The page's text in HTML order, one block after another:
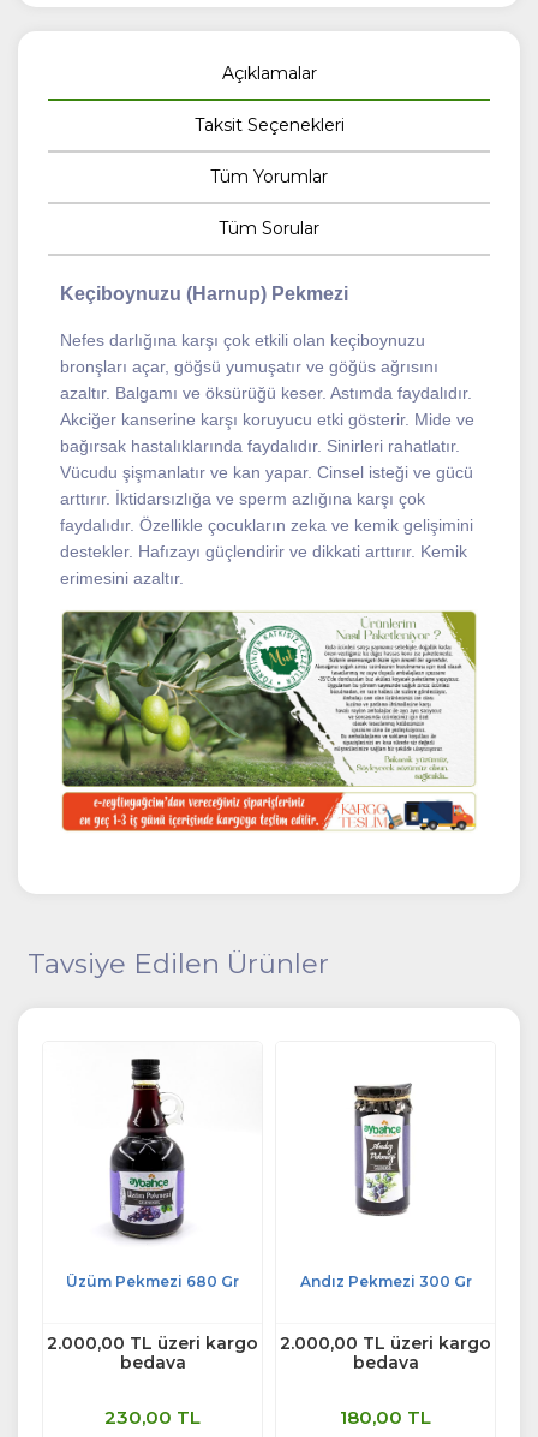
Açıklamalar
Taksit Seçenekleri
Tüm Yorumlar
Tüm Sorular
Keçiboynuzu (Harnup) Pekmezi
Nefes darlığına karşı çok etkili olan keçiboynuzu
bronşları açar, göğsü yumuşatır ve göğüs ağrısını
azaltır. Balgamı ve öksürüğü keser. Astımda faydalıdır.
Akciğer kanserine karşı koruyucu etki gösterir. Mide ve
bağırsak hastalıklarında faydalıdır. Sinirleri rahatlatır.
Vücudu şişmanlatır ve kan yapar. Cinsel isteği ve gücü
arttırır. İktidarsızlığa ve sperm azlığına karşı çok
faydalıdır. Özellikle çocukların zeka ve kemik gelişimini
destekler. Hafızayı güçlendirir ve dikkati arttırır. Kemik
erimesini azaltır.
Tavsiye Edilen Ürünler
Üzüm Pekmezi 680 Gr
2.000,00 TL üzeri kargo
bedava
230,00 TL
Andız Pekmezi 300 Gr
2.000,00 TL üzeri kargo
bedava
180,00 TL